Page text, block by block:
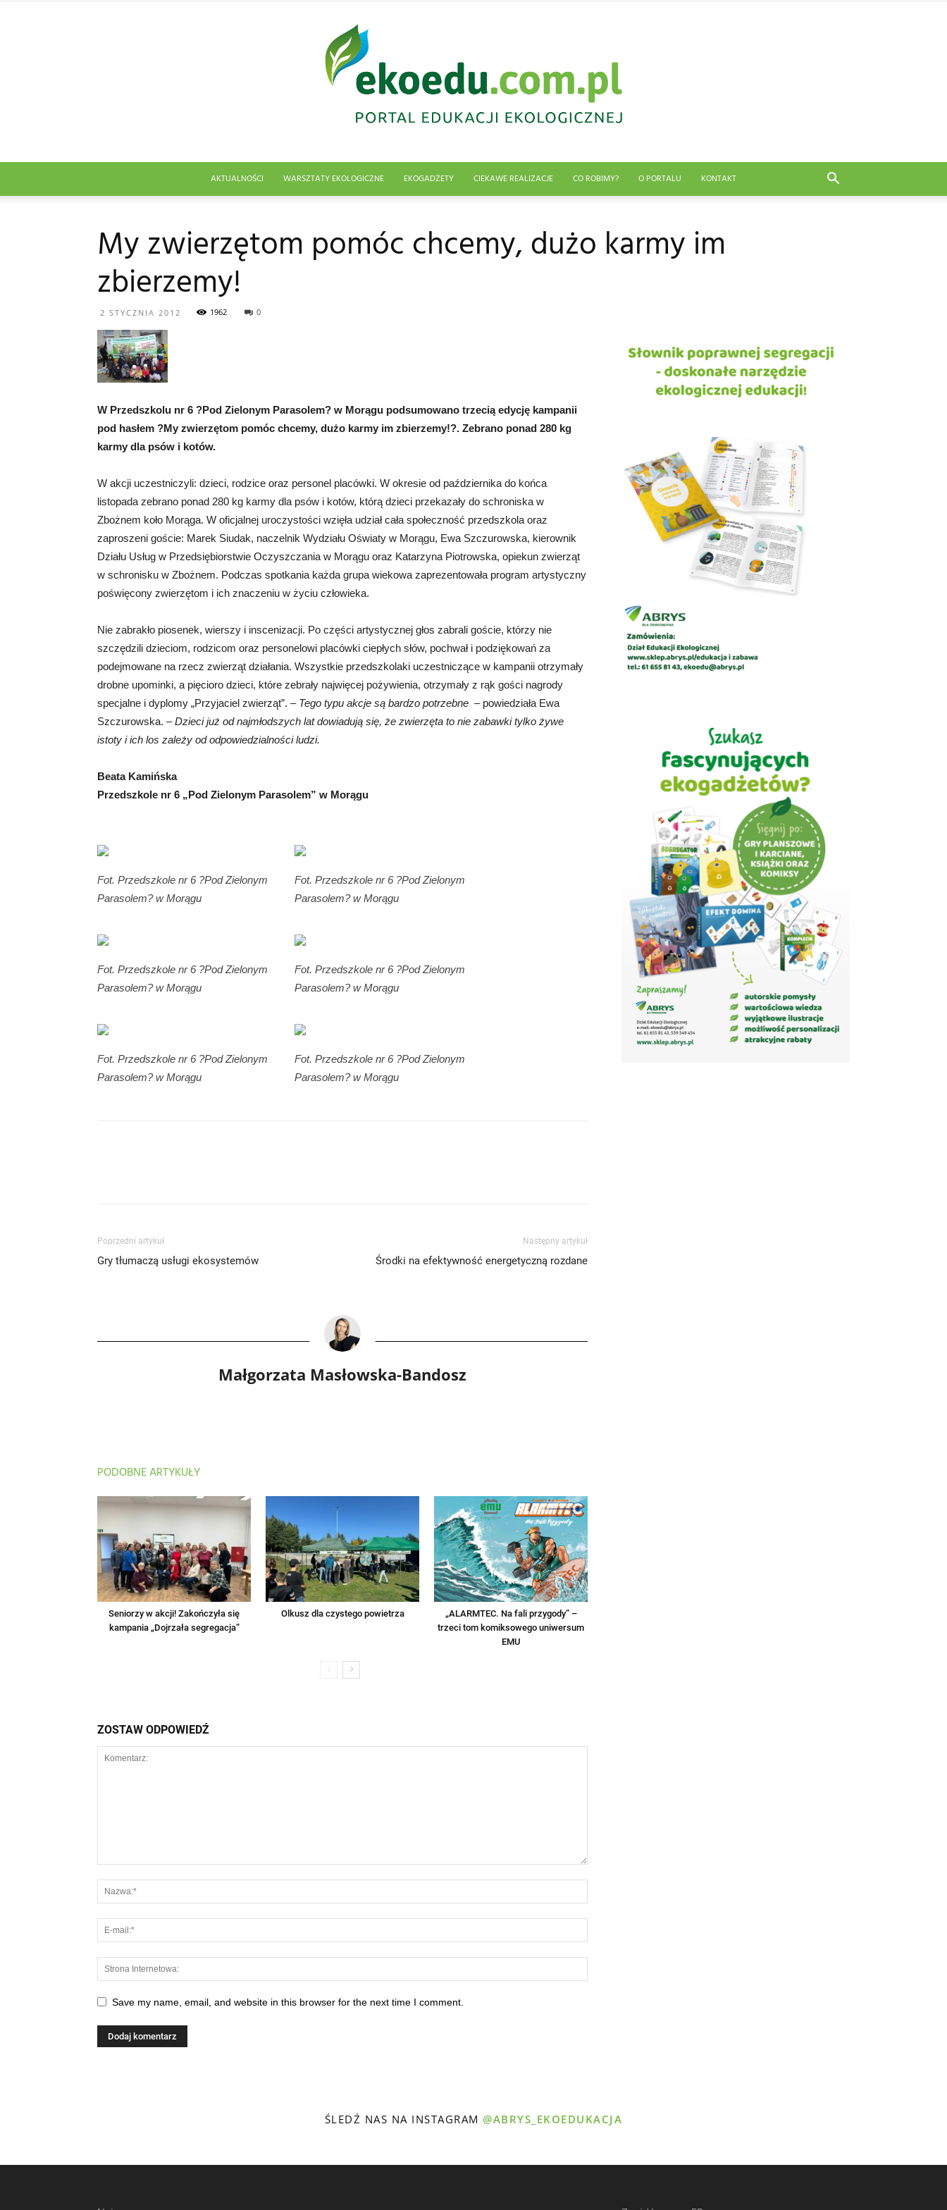
AKTUALNOŚCI WARSZTATY EKOLOGICZNE EKOGADŻETY CIEKAWE REALIZACJE CO ROBIMY? O PORTALU KONTAKT
My zwierzętom pomóc chcemy, dużo karmy im
zbierzemy!
2 STYCZNIA 2012 1962 0
W Przedszkolu nr 6 ?Pod Zielonym Parasolem? w Morągu podsumowano trzecią edycję kampanii
pod hasłem ?My zwierzętom pomóc chcemy, dużo karmy im zbierzemy!?. Zebrano ponad 280 kg
karmy dla psów i kotów.
W akcji uczestniczyli: dzieci, rodzice oraz personel placówki. W okresie od października do końca
listopada zebrano ponad 280 kg karmy dla psów i kotów, którą dzieci przekazały do schroniska w
Zbożnem koło Morąga. W oficjalnej uroczystości wzięła udział cała społeczność przedszkola oraz
zaproszeni goście: Marek Siudak, naczelnik Wydziału Oświaty w Morągu, Ewa Szczurowska, kierownik
Działu Usług w Przedsiębiorstwie Oczyszczania w Morągu oraz Katarzyna Piotrowska, opiekun zwierząt
w schronisku w Zbożnem. Podczas spotkania każda grupa wiekowa zaprezentowała program artystyczny
poświęcony zwierzętom i ich znaczeniu w życiu człowieka.
Nie zabrakło piosenek, wierszy i inscenizacji. Po części artystycznej głos zabrali goście, którzy nie
szczędzili dzieciom, rodzicom oraz personelowi placówki ciepłych słów, pochwał i podziękowań za
podejmowane na rzecz zwierząt działania. Wszystkie przedszkolaki uczestniczące w kampanii otrzymały
drobne upominki, a pięcioro dzieci, które zebrały najwięcej pożywienia, otrzymały z rąk gości nagrody
specjalne i dyplomy „Przyjaciel zwierząt”. – Tego typu akcje są bardzo potrzebne – powiedziała Ewa
Szczurowska. –Dzieci już od najmłodszych lat dowiadują się, że zwierzęta to nie zabawki tylko żywe
istoty i ich los zależy od odpowiedzialności ludzi.
Beata Kamińska
Przedszkole nr 6 „Pod Zielonym Parasolem” w Morągu
Fot. Przedszkole nr 6 ?Pod Zielonym
Parasolem? w Morągu
Fot. Przedszkole nr 6 ?Pod Zielonym
Parasolem? w Morągu
Fot. Przedszkole nr 6 ?Pod Zielonym
Parasolem? w Morągu
Fot. Przedszkole nr 6 ?Pod Zielonym
Parasolem? w Morągu
Fot. Przedszkole nr 6 ?Pod Zielonym
Parasolem? w Morągu
Fot. Przedszkole nr 6 ?Pod Zielonym
Parasolem? w Morągu
Poprzedni artykuł
Gry tłumaczą usługi ekosystemów
Następny artykuł
Środki na efektywność energetyczną rozdane
Małgorzata Masłowska-Bandosz
PODOBNE ARTYKUŁY
Seniorzy w akcji! Zakończyła się
kampania „Dojrzała segregacja”
Olkusz dla czystego powietrza
„ALARMTEC. Na fali przygody” –
trzeci tom komiksowego uniwersum
EMU
ZOSTAW ODPOWIEDŹ
Save my name, email, and website in this browser for the next time I comment.
ŚLEDŹ NAS NA INSTAGRAM@ABRYS_EKOEDUKACJA